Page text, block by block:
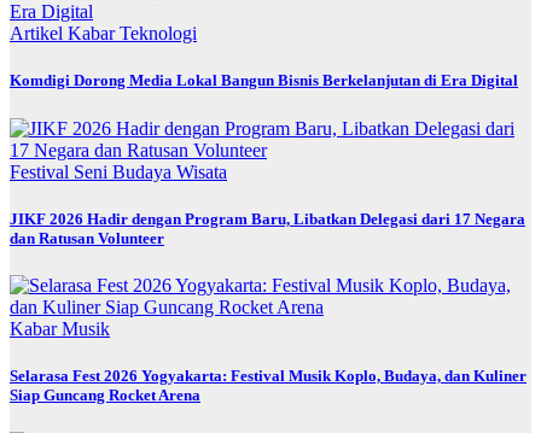
Artikel KabarTeknologi
Komdigi Dorong Media Lokal Bangun Bisnis Berkelanjutan di Era Digital
Festival Seni Budaya Wisata
JIKF 2026 Hadir dengan Program Baru, Libatkan Delegasi dari 17 Negara
dan Ratusan Volunteer
KabarMusik
Selarasa Fest 2026 Yogyakarta: Festival Musik Koplo, Budaya, dan Kuliner
Siap Guncang Rocket Arena